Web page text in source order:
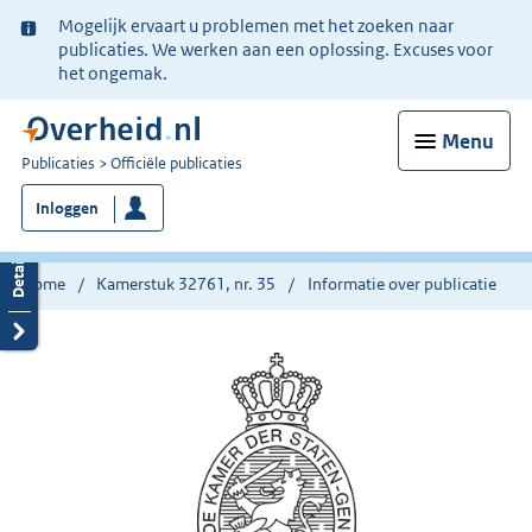
Ter
informatie:
Mogelijk ervaart u problemen met het zoeken naar
publicaties. We werken aan een oplossing. Excuses voor
het ongemak.
Menu
U
bent
nu
hier:
Publicaties Officiële publicaties
Inloggen
Home Kamerstuk 32761, nr. 35 Informatie over publicatie